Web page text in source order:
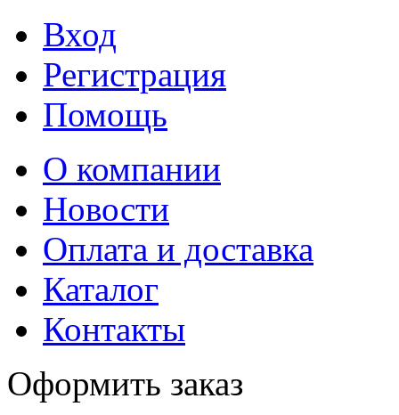
Вход
Регистрация
Помощь
О компании
Новости
Оплата и доставка
Каталог
Контакты
Оформить заказ